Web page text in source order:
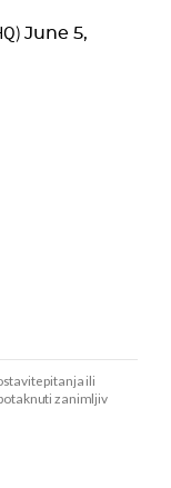
June 5,
pitanja ili
zanimljiv